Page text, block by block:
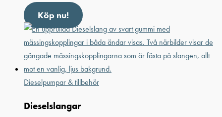
Köp nu!
Dieselpumpar & tillbehör
Dieselslangar